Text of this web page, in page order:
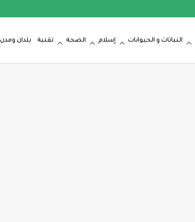
النباتات و الحيوانات إسلام الصحة تقنية بلدان ومدن